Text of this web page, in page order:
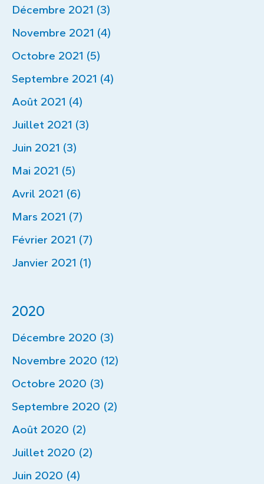
Décembre 2021 (3)
Novembre 2021 (4)
Octobre 2021 (5)
Septembre 2021 (4)
Août 2021 (4)
Juillet 2021 (3)
Juin 2021 (3)
Mai 2021 (5)
Avril 2021 (6)
Mars 2021 (7)
Février 2021 (7)
Janvier 2021 (1)
2020
Décembre 2020 (3)
Novembre 2020 (12)
Octobre 2020 (3)
Septembre 2020 (2)
Août 2020 (2)
Juillet 2020 (2)
Juin 2020 (4)